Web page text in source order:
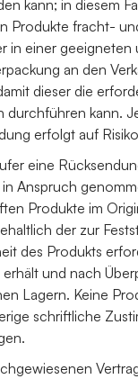
kann; in diesem
Produkte fracht-
in einer geeigneten
an den
dieser die
durchführen kann.
erfolgt auf
eine
Anspruch
Produkte im
der zur
des Produkts
und nach
Lagern. Keine
schriftliche